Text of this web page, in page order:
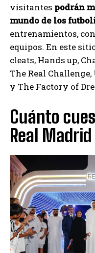
visitantes podrán
mundo de los
entrenamientos,
equipos. En este
cleats, Hands up,
The Real Challenge,
y The Factory of
Cuánto
Real